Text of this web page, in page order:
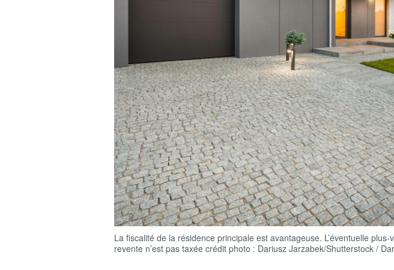
La fiscalité de la résidence principale est avantageuse. L’éventuelle
revente n’est pas taxée crédit photo : Dariusz Jarzabek/Shutterstock /